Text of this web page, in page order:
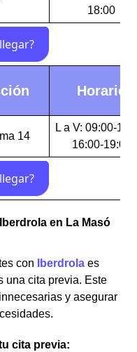
18:00
Horario
14
L a V: 09:00-
16:00-19:00
en La Masó
con Iberdrola es
una cita previa. Este
y asegurar
cita previa: